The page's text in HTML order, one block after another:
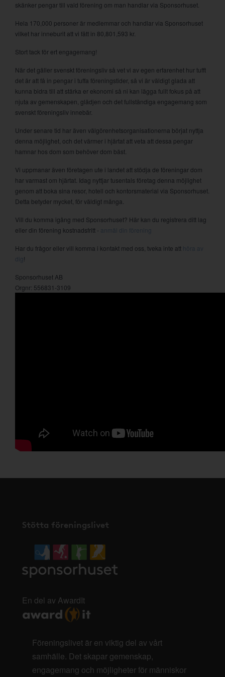
skänker pengar till vald förening om man handlar via Sponsorhuset.
Hela 170,000 personer är medlemmar och handlar via Sponsorhuset
vilket har inneburit att vi fått in 80,801,593 kr.
Stort tack för ert engagemang!
När det gäller svenskt föreningsliv så vet vi av egen erfarenhet hur tufft
det är att få in pengar i tuffa föreningstider, så vi är väldigt glada att
kunna bidra till att stärka er ekonomi så ni kan lägga fullt fokus på att
njuta av gemenskapen, glädjen och det fullständiga engagemang som
svenskt föreningsliv innebär.
Under senare tid har även välgörenhetsorganisationerna börjat nyttja
denna möjlighet, och det värmer i hjärtat att veta att dessa pengar
hamnar hos dom som behöver dom bäst.
Vi uppmanar även företagen ute i landet att stödja de föreningar dom
har varmast om hjärtat. Idag nyttjar tusentals företag denna möjlighet
genom att boka sina resor, hotell och kontorsmaterial via Sponsorhuset.
Detta betyder mycket, för väldigt många.
Vill du komma igång med Sponsorhuset? Här kan du registrera ditt lag
eller din förening kostnadsfritt -
anmäl din förening
Har du frågor eller vill komma i kontakt med oss, tveka inte att höra av
!
Sponsorhuset AB
Orgnr: 556831-3109
Stötta föreningslivet
En del av AwardIt
Föreningslivet är en viktig del av vårt
samhälle. Det skapar gemenskap,
engagemang och möjligheter för människor